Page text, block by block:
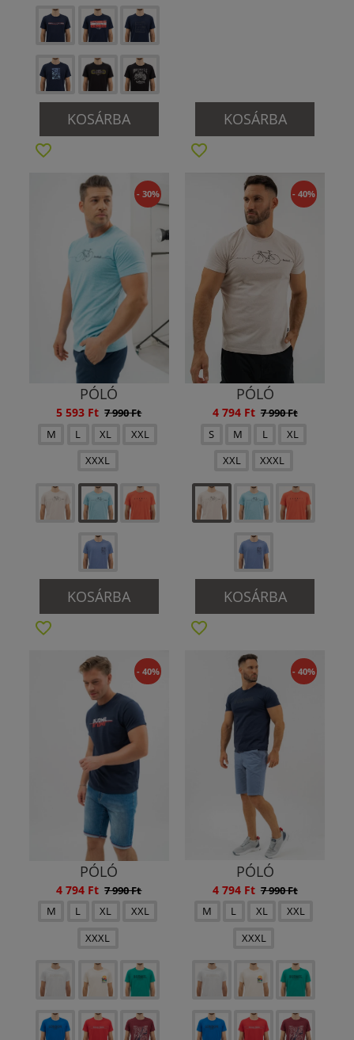
KOSÁRBA KOSÁRBA
- 30%
PÓLÓ
5 593 Ft 7 990 Ft
M
L XL
XXL
XXXL
KOSÁRBA
- 40%
PÓLÓ
4 794 Ft 7 990 Ft
S
M L
XL
XXL
XXXL
KOSÁRBA
- 40%
PÓLÓ
4 794 Ft 7 990 Ft
M
L XL
XXL
XXXL
- 40%
PÓLÓ
4 794 Ft 7 990 Ft
M
L XL
XXL
XXXL